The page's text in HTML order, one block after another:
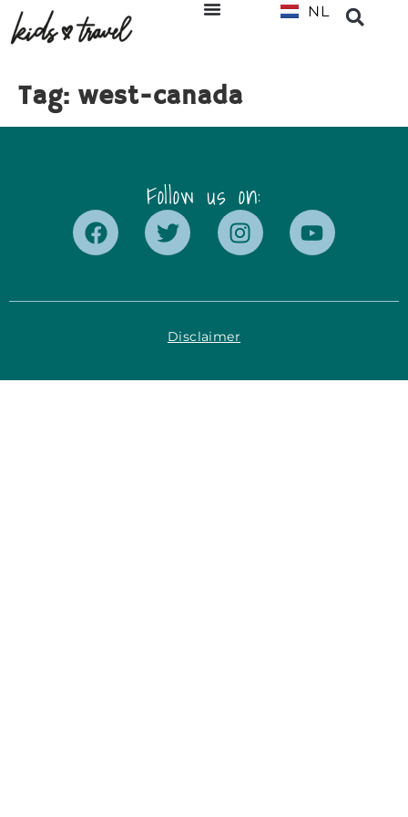
NL
EN
Tag:west-canada
Follow us on:
Disclaimer